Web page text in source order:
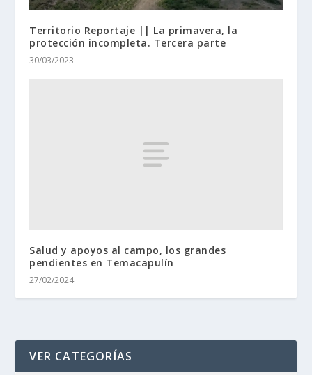
Territorio Reportaje || La primavera, la
protección incompleta. Tercera parte
30/03/2023
Salud y apoyos al campo, los grandes
pendientes en Temacapulín
27/02/2024
VER CATEGORÍAS